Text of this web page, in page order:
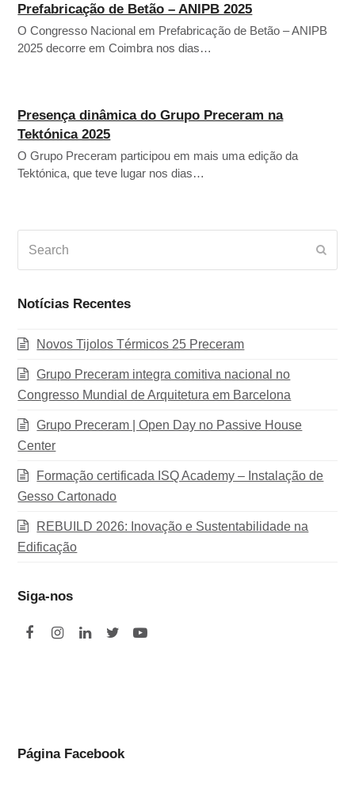
Prefabricação de Betão – ANIPB 2025
O Congresso Nacional em Prefabricação de Betão – ANIPB
2025 decorre em Coimbra nos dias…
Presença dinâmica do Grupo Preceram na
Tektónica 2025
O Grupo Preceram participou em mais uma edição da
Tektónica, que teve lugar nos dias…
Notícias Recentes
Novos Tijolos Térmicos 25 Preceram
Grupo Preceram integra comitiva nacional no
Congresso Mundial de Arquitetura em Barcelona
Grupo Preceram | Open Day no Passive House
Center
Formação certificada ISQ Academy – Instalação de
Gesso Cartonado
REBUILD 2026: Inovação e Sustentabilidade na
Edificação
Siga-nos
o
I
g
L
d
e
Página Facebook